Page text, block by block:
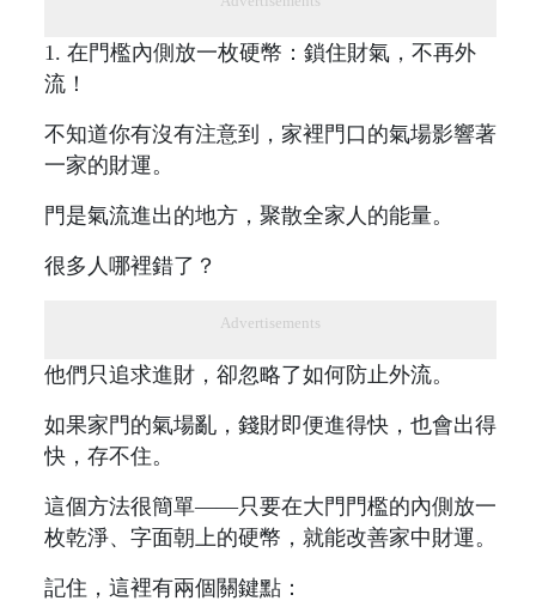
1. 在門檻內側放一枚硬幣：鎖住財氣，不再外
流！
不知道你有沒有注意到，家裡門口的氣場影響著
一家的財運。
門是氣流進出的地方，聚散全家人的能量。
很多人哪裡錯了？
Advertisements
他們只追求進財，卻忽略了如何防止外流。
如果家門的氣場亂，錢財即便進得快，也會出得
快，存不住。
這個方法很簡單——只要在大門門檻的內側放一
枚乾淨、字面朝上的硬幣，就能改善家中財運。
記住，這裡有兩個關鍵點：